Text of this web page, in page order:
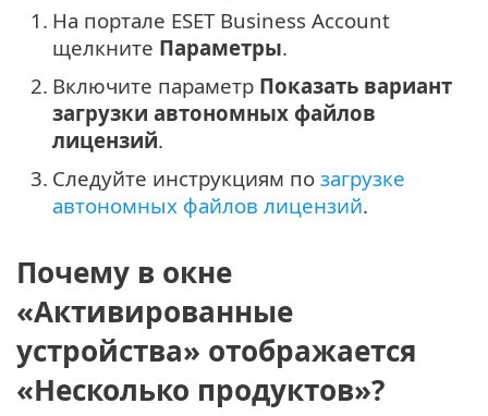
1. На портале ESET Business Account
щелкните Параметры.
2. Включите параметр Показать вариант
загрузки автономных файлов
лицензий.
3. Следуйте инструкциям по загрузке
автономных файлов лицензий.
Почему в окне
«Активированные
устройства» отображается
«Несколько продуктов»?